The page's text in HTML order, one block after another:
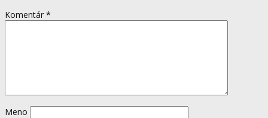
Komentár *
Meno